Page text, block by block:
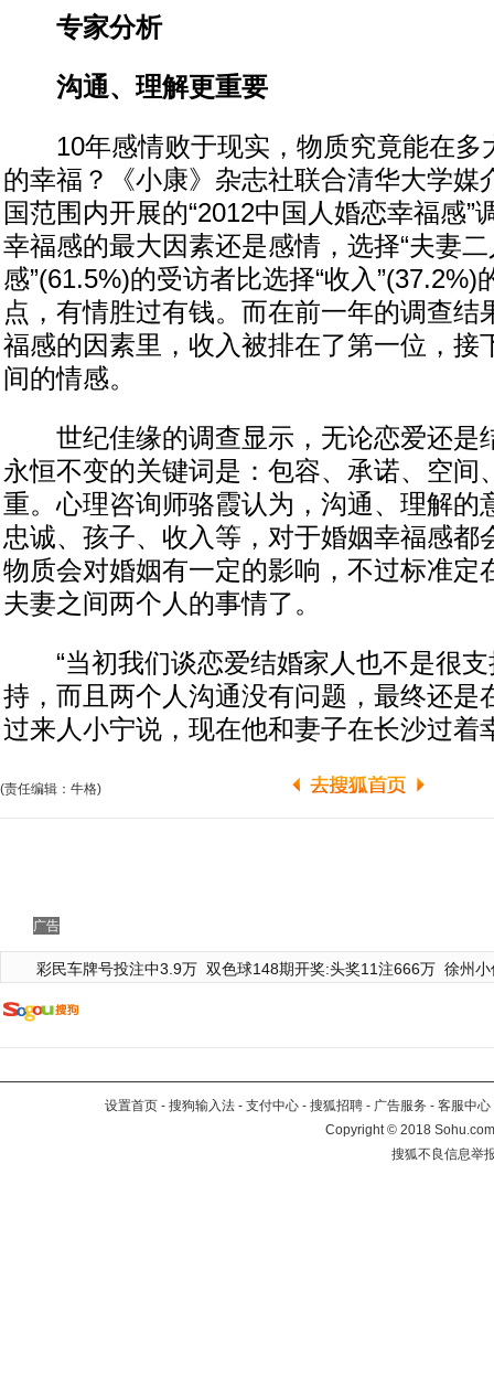
专家分析
沟通、理解更重要
10年感情败于现实，物质究竟能在多
的幸福？《小康》杂志社联合清华大学媒
国范围内开展的“2012中国人婚恋幸福感”
幸福感的最大因素还是感情，选择“夫妻
感”(61.5%)的受访者比选择“收入
点，有情胜过有钱。而在前一年的调查结
福感的因素里，收入被排在了第一位，接
间的情感。
世纪佳缘的调查显示，无论恋爱还是
永恒不变的关键词是：包容、承诺、空间
重。心理咨询师骆霞认为，沟通、理解的
忠诚、孩子、收入等，对于婚姻幸福感都
物质会对婚姻有一定的影响，不过标准定
夫妻之间两个人的事情了。
“当初我们谈恋爱结婚家人也不是很支
持，而且两个人沟通没有问题，最终还是
过来人小宁说，现在他和妻子在长沙过着
(责任编辑：牛格)
广告
彩民车牌号投注中3.9万 双色球148期开奖:头奖11注666万 徐州
设置首页 - 搜狗输入法 - 支付中心 - 搜狐招聘 - 广告服务 - 客服中心
Copyright©2018
搜狐不良信息举